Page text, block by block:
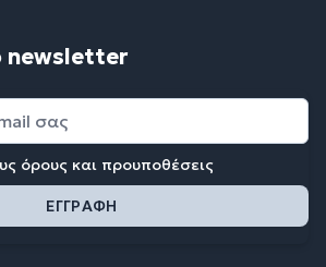
newsletter
όρους και προυποθέσεις